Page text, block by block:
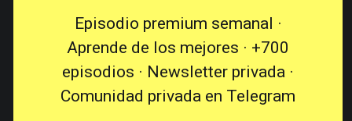
Episodio premium semanal ·
Aprende de los mejores · +700
episodios · Newsletter privada ·
Comunidad privada en Telegram